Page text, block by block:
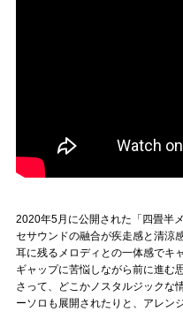
2020年5月に公開された「四畳半
セサウンドの融合が疾走感と清涼
耳に残るメロディとの一体感でキ
ギャップに苦悩しながら前に進む
さって、どこかノスタルジックな
ーソロも展開されたりと、アレン